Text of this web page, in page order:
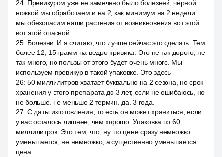
24: Превикуром уже не замечено было болезней, чёрной
ножкой мы обработаем и на 2, как минимум на 2 недели
мы обезопасим наши растения от возникновения вот этой
вот этой опасной
25: Болезни. И я считаю, что лучше сейчас это сделать. Тем
более 12, 15 грамм на ведро привика. Это не так дорого, не
так много, но пользы от этого будет очень много. Мы
используем превикур в такой упаковке. Это здесь
26: 50 миллилитров хватает буквально на 2 сезона, но срок
хранения у этого препарата до 3 лет, если не ошибаюсь, но
не больше, не меньше 2 термин, да, 3 года.
27: С даты изготовления, то есть он может храниться, если
у вас осталось лишнее, чем хорошо. Упаковка по 60
миллилитров. Это тем, что, ну, по цене сразу немножко
уменьшается, не немножко, а существенно уменьшается
цена.